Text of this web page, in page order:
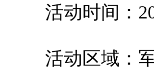
活动时间：
活动区域：